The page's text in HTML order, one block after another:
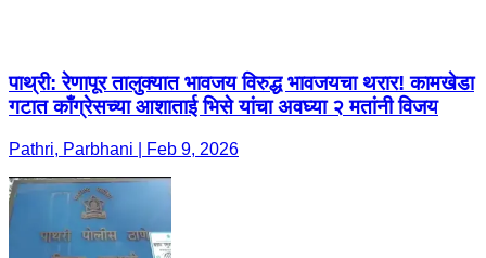
पाथ्री: रेणापूर तालुक्यात भावजय विरुद्ध भावजयचा थरार! कामखेडा
गटात काँग्रेसच्या आशाताई भिसे यांचा अवघ्या २ मतांनी विजय
Pathri, Parbhani | Feb 9, 2026